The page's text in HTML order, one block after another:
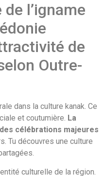
l’igname
de
Outre-
dans la culture kanak. Ce
et coutumière. La
célébrations majeures
Tu découvres une culture
culturelle de la région.